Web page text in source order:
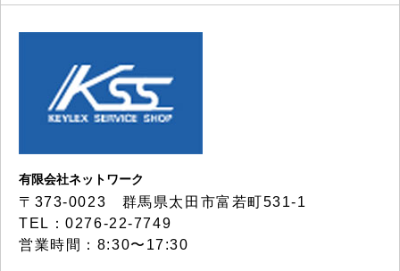
有限会社ネットワーク
〒373-0023 群馬県太田市富若町531-1
TEL：0276-22-7749
営業時間：8:30〜17:30